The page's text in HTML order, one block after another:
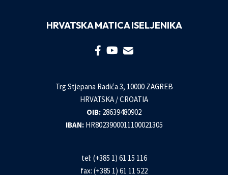
HRVATSKA MATICA ISELJENIKA
Trg Stjepana Radića 3, 10000 ZAGREB
HRVATSKA / CROATIA
OIB: 28639480902
IBAN: HR8023900011100021305
tel: (+385 1) 61 15 116
fax: (+385 1) 61 11 522